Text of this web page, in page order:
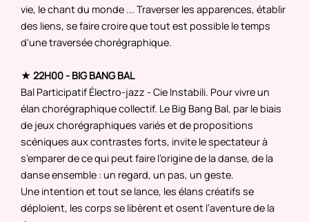
vie, le chant du monde ... Traverser les apparences, établir
des liens, se faire croire que tout est possible le temps
d'une traversée chorégraphique.
★ 22H00 - BIG BANG BAL
Bal Participatif Électro-jazz - Cie Instabili. Pour vivre un
élan chorégraphique collectif. Le Big Bang Bal, par le biais
de jeux chorégraphiques variés et de propositions
scéniques aux contrastes forts, invite le spectateur à
s’emparer de ce qui peut faire l’origine de la danse, de la
danse ensemble : un regard, un pas, un geste.
Une intention et tout se lance, les élans créatifs se
déploient, les corps se libèrent et osent l’aventure de la